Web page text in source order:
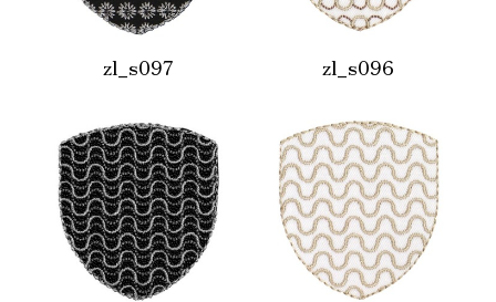
zl_s097 zl_s096